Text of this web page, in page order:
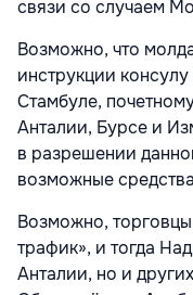
связи со случаем
Возможно, что
инструкции
Стамбуле,
Анталии, Бурсе и
в разрешении
возможные
Возможно,
трафик», и тогда
Анталии, но и